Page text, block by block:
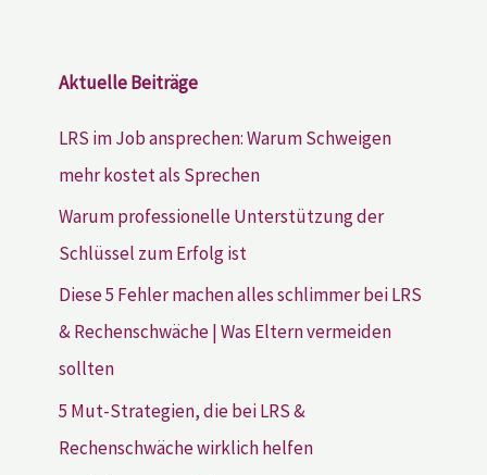
Aktuelle Beiträge
LRS im Job ansprechen: Warum Schweigen
mehr kostet als Sprechen
Warum professionelle Unterstützung der
Schlüssel zum Erfolg ist
Diese 5 Fehler machen alles schlimmer bei LRS
& Rechenschwäche | Was Eltern vermeiden
sollten
5 Mut-Strategien, die bei LRS &
Rechenschwäche wirklich helfen